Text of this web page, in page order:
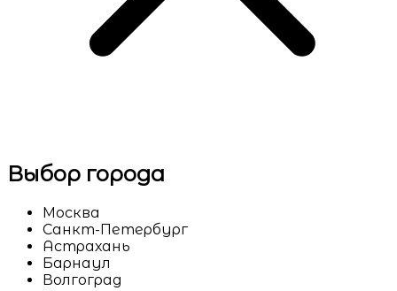
Выбор города
Москва
Санкт-Петербург
Астрахань
Барнаул
Волгоград